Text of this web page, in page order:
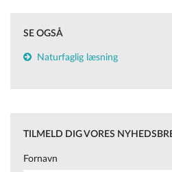
SE OGSÅ
Naturfaglig læsning
TILMELD DIG VORES
Fornavn